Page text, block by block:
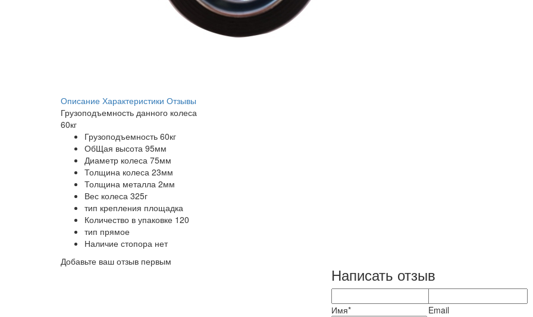
Описание Характеристики Отзывы
Грузоподъемность данного колеса
60кг
Грузоподъемность 60кг
ОбЩая высота 95мм
Диаметр колеса 75мм
Толщина колеса 23мм
Толщина металла 2мм
Вес колеса 325г
тип крепления площадка
Количество в упаковке 120
тип прямое
Наличие стопора нет
Добавьте ваш отзыв первым
Написать отзыв
Имя* Email